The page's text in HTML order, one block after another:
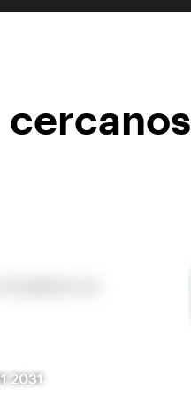
cercanos
2031